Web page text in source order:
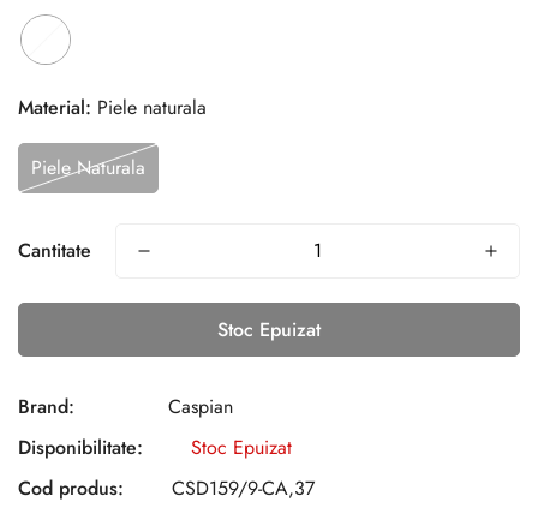
Material: Piele naturala
Piele Naturala
Cantitate
Stoc Epuizat
Brand:
Caspian
Disponibilitate:
Stoc Epuizat
Cod produs:
CSD159/9-CA,37